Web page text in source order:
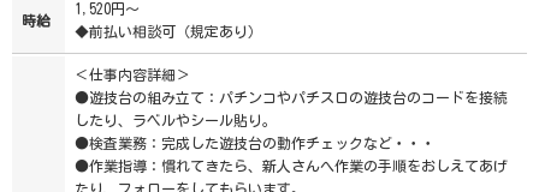
時給
1,520円～
◆前払い相談可（規定あり）
＜仕事内容詳細＞
●遊技台の組み立て：パチンコやパチスロの遊技台のコードを接続
したり、ラベルやシール貼り。
●検査業務：完成した遊技台の動作チェックなど・・・
●作業指導：慣れてきたら、新人さんへ作業の手順をおしえてあげ
たり、フォローをしてもらいます。